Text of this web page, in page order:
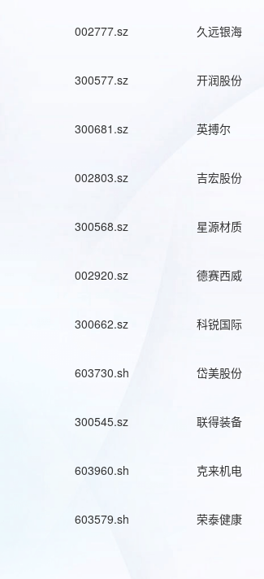
002777.sz 久远银海
300577.sz 开润股份
300681.sz 英搏尔
002803.sz 吉宏股份
300568.sz 星源材质
002920.sz 德赛西威
300662.sz 科锐国际
603730.sh 岱美股份
300545.sz 联得装备
603960.sh 克来机电
603579.sh 荣泰健康